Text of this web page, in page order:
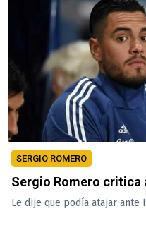
SERGIO ROMERO
Sergio Romero critica
Le dije que podía atajar ante